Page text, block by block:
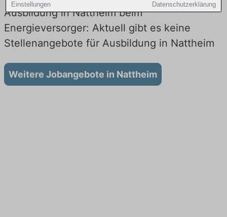
Einstellungen Datenschutzerklärung
Ausbildung in Nattheim beim
Energieversorger: Aktuell gibt es keine
Stellenangebote für Ausbildung in Nattheim
Weitere Jobangebote in Nattheim